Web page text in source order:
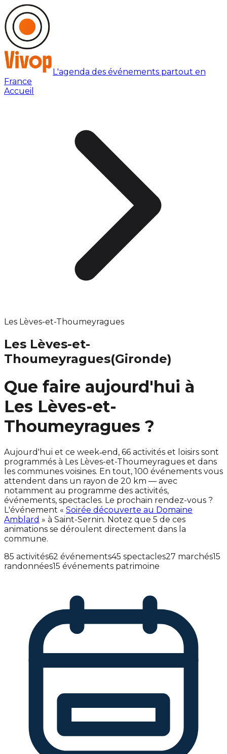
L'agenda des événements partout en
France
Accueil
Les Lèves-et-Thoumeyragues
Les Lèves-et-
Thoumeyragues(Gironde)
Que faire aujourd'hui à
Les Lèves-et-
Thoumeyragues ?
Aujourd'hui et ce week‑end, 66 activités et loisirs sont
programmés à Les Lèves-et-Thoumeyragues et dans
les communes voisines. En tout, 100 événements vous
attendent dans un rayon de 20 km — avec
notamment au programme des activités,
événements, spectacles. Le prochain rendez-vous ?
L'événement « Soirée découverte au Domaine
Amblard » à Saint-Sernin. Notez que 5 de ces
animations se déroulent directement dans la
commune.
85 activités62 événements45 spectacles27 marchés15
randonnées15 événements patrimoine